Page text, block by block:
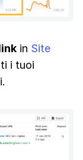
in Site
i tuoi